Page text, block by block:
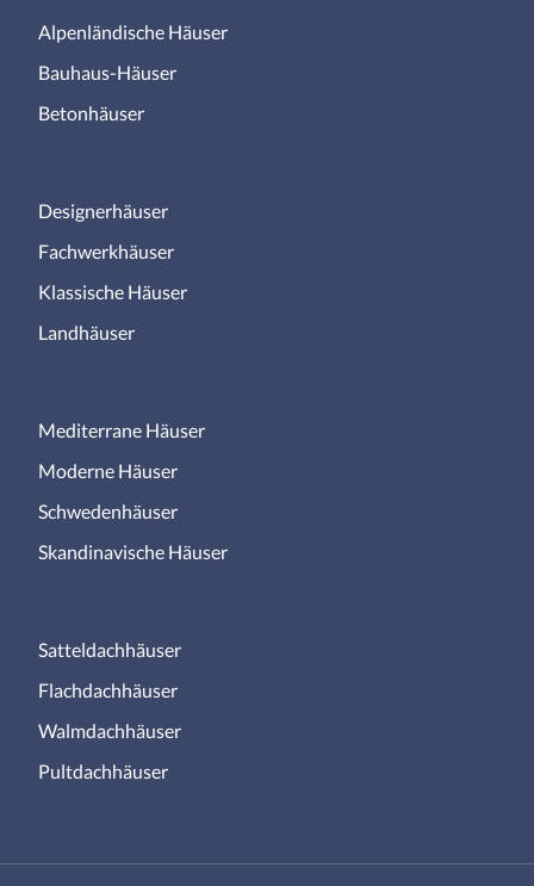
Alpenländische Häuser
Bauhaus-Häuser
Betonhäuser
Designerhäuser
Fachwerkhäuser
Klassische Häuser
Landhäuser
Mediterrane Häuser
Moderne Häuser
Schwedenhäuser
Skandinavische Häuser
Satteldachhäuser
Flachdachhäuser
Walmdachhäuser
Pultdachhäuser